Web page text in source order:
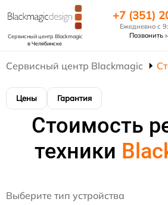
Сервисный центр Blackmagic
в Челябинске
+7 (351)
Ежедневно с
Позвонить
Сервисный центр Blackmagic
Цены Гарантия
Стоимость
техники
Выберите тип устройства